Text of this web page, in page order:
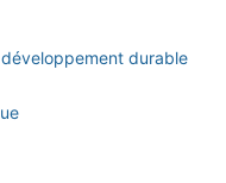
durable